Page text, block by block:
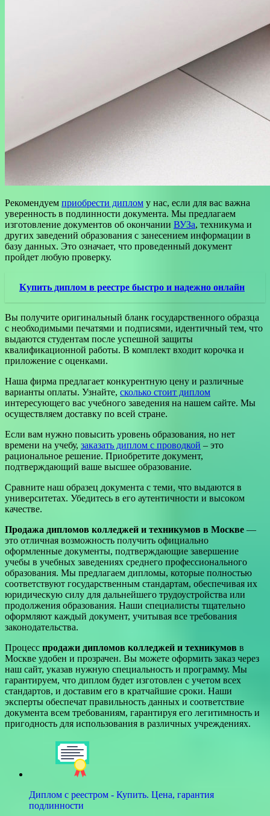
Рекомендуем приобрести диплом у нас, если для вас важна
уверенность в подлинности документа. Мы предлагаем
изготовление документов об окончании ВУЗа, техникума и
других заведений образования с занесением информации в
базу данных. Это означает, что проведенный документ
пройдет любую проверку.
Купить диплом в реестре быстро и надежно онлайн
Вы получите оригинальный бланк государственного образца
с необходимыми печатями и подписями, идентичный тем, что
выдаются студентам после успешной защиты
квалификационной работы. В комплект входит корочка и
приложение с оценками.
Наша фирма предлагает конкурентную цену и различные
варианты оплаты. Узнайте, сколько стоит диплом
интересующего вас учебного заведения на нашем сайте. Мы
осуществляем доставку по всей стране.
Если вам нужно повысить уровень образования, но нет
времени на учебу, заказать диплом с проводкой – это
рациональное решение. Приобретите документ,
подтверждающий ваше высшее образование.
Сравните наш образец документа с теми, что выдаются в
университетах. Убедитесь в его аутентичности и высоком
качестве.
Продажа дипломов колледжей и техникумов в Москве —
это отличная возможность получить официально
оформленные документы, подтверждающие завершение
учебы в учебных заведениях среднего профессионального
образования. Мы предлагаем дипломы, которые полностью
соответствуют государственным стандартам, обеспечивая их
юридическую силу для дальнейшего трудоустройства или
продолжения образования. Наши специалисты тщательно
оформляют каждый документ, учитывая все требования
законодательства.
Процесс продажи дипломов колледжей и техникумов в
Москве удобен и прозрачен. Вы можете оформить заказ через
наш сайт, указав нужную специальность и программу. Мы
гарантируем, что диплом будет изготовлен с учетом всех
стандартов, и доставим его в кратчайшие сроки. Наши
эксперты обеспечат правильность данных и соответствие
документа всем требованиям, гарантируя его легитимность и
пригодность для использования в различных учреждениях.
Диплом с реестром - Купить. Цена, гарантия
подлинности